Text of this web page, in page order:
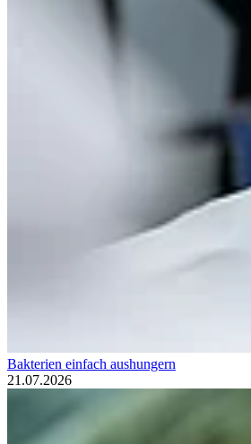
Bakterien einfach aushungern
21.07.2026